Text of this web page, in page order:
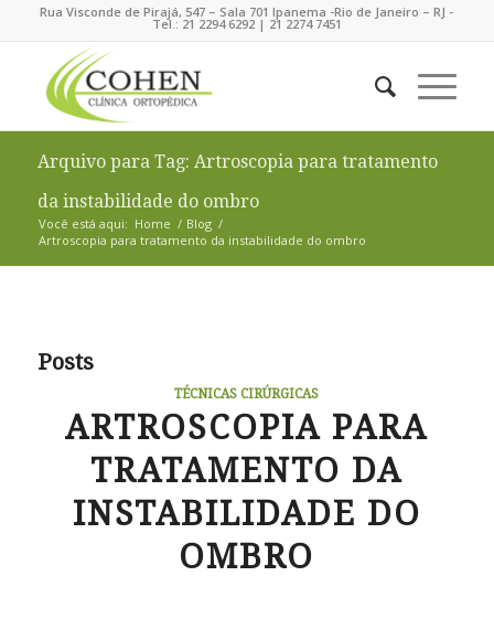
Rua Visconde de Pirajá, 547 – Sala 701 Ipanema -Rio de Janeiro – RJ -
Tel.: 21 2294 6292 | 21 2274 7451
Arquivo para Tag: Artroscopia para tratamento
da instabilidade do ombro
Você está aqui: Home / Blog /
Artroscopia para tratamento da instabilidade do ombro
Posts
TÉCNICAS CIRÚRGICAS
ARTROSCOPIA PARA
TRATAMENTO DA
INSTABILIDADE DO
OMBRO